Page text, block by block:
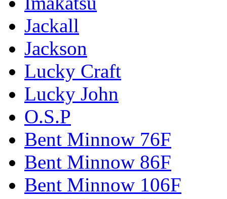
Jackall
Jackson
Lucky Craft
Lucky John
O.S.P
Bent Minnow 76F
Bent Minnow 86F
Bent Minnow 106F